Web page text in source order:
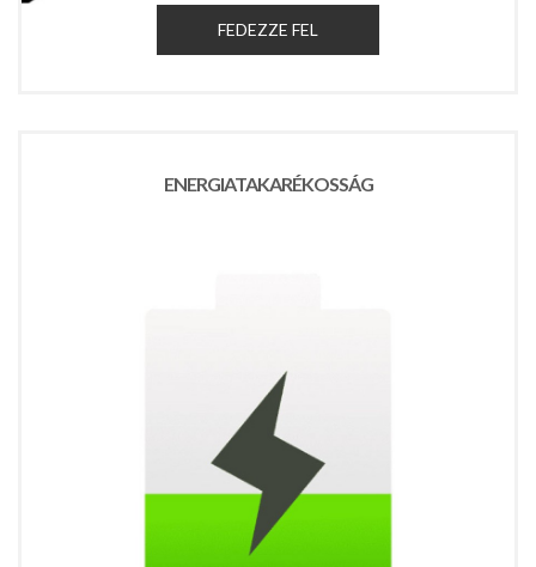
FEDEZZE FEL
ENERGIATAKARÉKOSSÁG